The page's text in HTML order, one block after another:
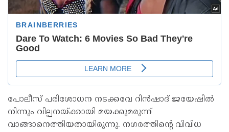
പോലീസ് പരിശോധന നടക്കവേ റിന്‍ഷാദ് ജയേഷില്‍
നിന്നും വില്പനയ്ക്കായി മയക്കുമരുന്ന്
വാങ്ങാനെത്തിയതായിരുന്നു. നഗരത്തിന്റെ വിവിധ